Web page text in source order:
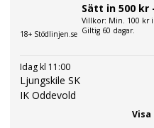
18+ Stödlinjen.se
Sätt in 500 kr
Villkor: Min. 100 kr
Giltig 60 dagar.
Idag kl 11:00
Ljungskile SK
IK Oddevold
Visa